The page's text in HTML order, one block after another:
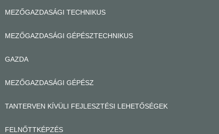
MEZŐGAZDASÁGI TECHNIKUS
MEZŐGAZDASÁGI GÉPÉSZTECHNIKUS
GAZDA
MEZŐGAZDASÁGI GÉPÉSZ
TANTERVEN KÍVÜLI FEJLESZTÉSI LEHETŐSÉGEK
FELNŐTTKÉPZÉS